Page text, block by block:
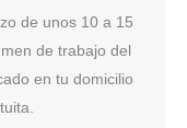
de unos 10 a 15
de trabajo del
en tu domicilio